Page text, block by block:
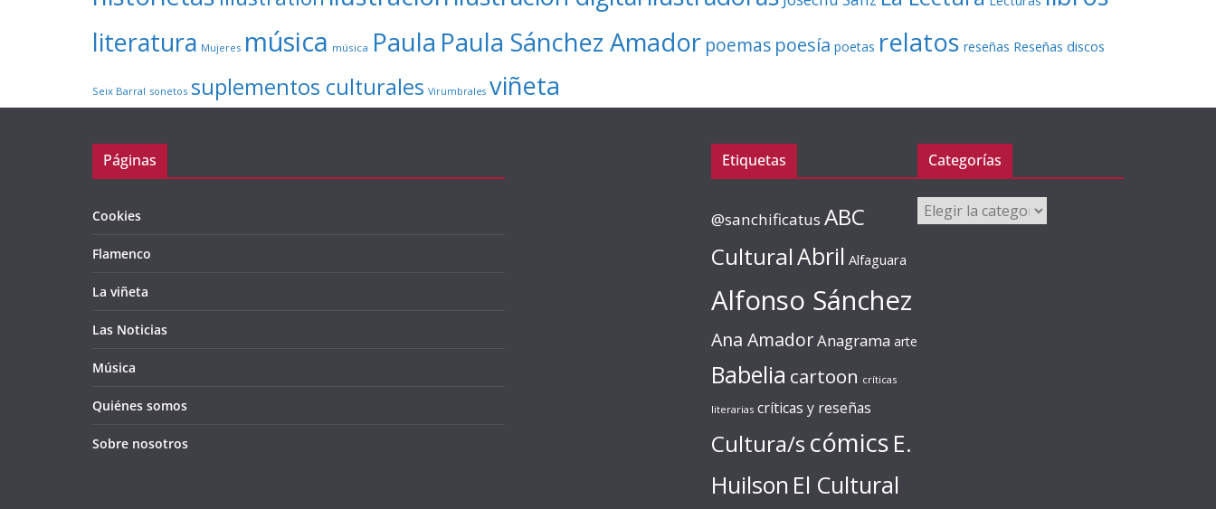
literatura Mujeres música música Paula Paula Sánchez Amador poemas poesía poetas relatos reseñas Reseñas discos
Seix Barral sonetos suplementos culturales Virumbrales viñeta
Páginas
Cookies
Flamenco
La viñeta
Las Noticias
Música
Quiénes somos
Sobre nosotros
Etiquetas
@sanchificatus ABC
CulturalAbril Alfaguara
Alfonso Sánchez
Ana AmadorAnagrama arte
Babelia cartoon críticas
literarias críticas y reseñas
Cultura/s cómics E.
Huilson El Cultural
Categorías
Categorías